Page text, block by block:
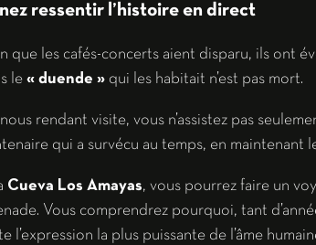
ressentir l’histoire en direct
que les cafés-concerts aient disparu, ils ont
le « duende »qui les habitait n’est pas mort.
rendant visite, vous n’assistez pas
qui a survécu au temps, en maintenant
Cueva Los Amayas, vous pourrez faire un
Vous comprendrez pourquoi, tant
l’expression la plus puissante de l’âme